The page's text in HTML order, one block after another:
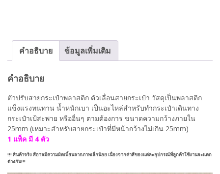
สาย
พลาสติก
#DIY04025Wx004
คำอธิบาย ข้อมูลเพิ่มเติม
คำอธิบาย
ตัวปรับสายกระเป๋าพลาสติก ตัวเลื่อนสายกระเป๋า วัสดุเป็นพลาสติก
แข็งแรงทนทาน น้ำหนักเบา เป็นอะไหล่สำหรับทำกระเป๋าเดินทาง
กระเป๋าเป้สะพาย หรืออื่นๆ ตามต้องการ ขนาดความกว้างภายใน
25mm (เหมาะสำหรับสายกระเป๋าที่มีหน้ากว้างไม่เกิน 25mm)
1 แพ็ค มี 4 ตัว
!!! สินค้าจริง สีอาจมีความผิดเพี้ยนจากภาพเล็กน้อย เนื่องจากค่าสีของแต่ละอุปกรณ์ที่ลูกค้าใช้งานจะแตก
ต่างกัน!!!